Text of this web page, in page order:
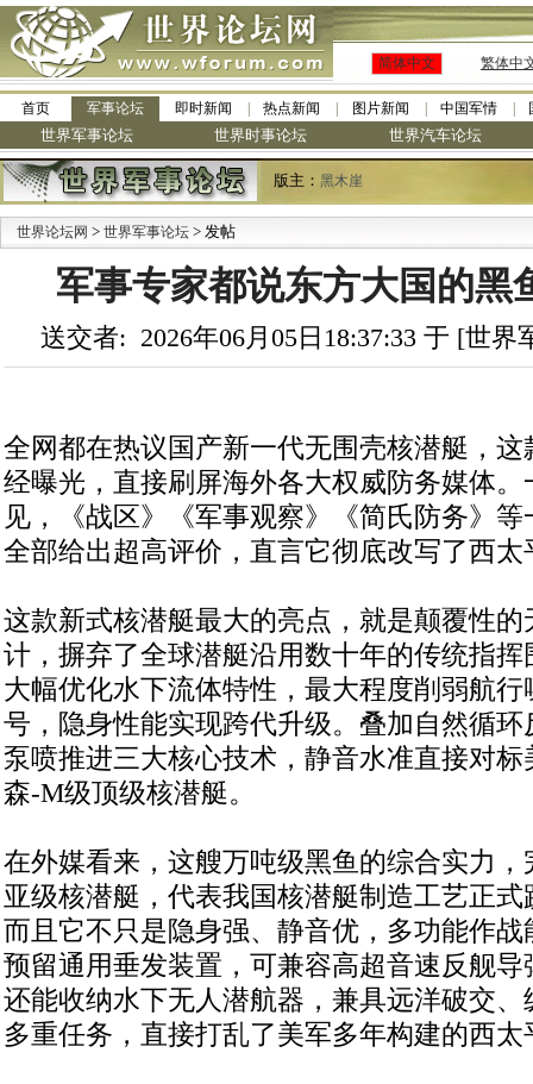
简体中文 繁体中
首页 军事论坛 即时新闻 热点新闻 图片新闻 中国军情
世界军事论坛 世界时事论坛 世界汽车论坛
版主： 黑木崖
世界论坛网 > 世界军事论坛 > 发帖
军事专家都说东方大国的
送交者: 2026年06月05日18:37:33 于 [世
全网都在热议国产新一代无围壳核潜艇，这
经曝光，直接刷屏海外各大权威防务媒体
见，《战区》《军事观察》《简氏防务》
全部给出超高评价，直言它彻底改写了西
这款新式核潜艇最大的亮点，就是颠覆性
计，摒弃了全球潜艇沿用数十年的传统指
大幅优化水下流体特性，最大程度削弱航
号，隐身性能实现跨代升级。叠加自然循
泵喷推进三大核心技术，静音水准直接对
森-M级顶级核潜艇。
在外媒看来，这艘万吨级黑鱼的综合实力
亚级核潜艇，代表我国核潜艇制造工艺正
而且它不只是隐身强、静音优，多功能作
预留通用垂发装置，可兼容高超音速反舰
还能收纳水下无人潜航器，兼具远洋破交
多重任务，直接打乱了美军多年构建的西